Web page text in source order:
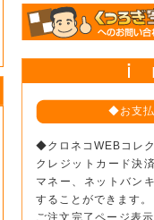
◆お支
◆クロネコWEBコレ
クレジットカード決
マネー、ネットバン
することができます。
ご注文完了ページ表